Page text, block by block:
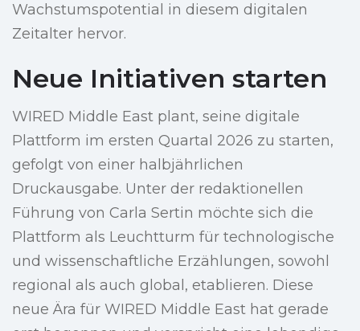
Wachstumspotential in diesem digitalen
Zeitalter hervor.
Neue Initiativen starten
WIRED Middle East plant, seine digitale
Plattform im ersten Quartal 2026 zu starten,
gefolgt von einer halbjährlichen
Druckausgabe. Unter der redaktionellen
Führung von Carla Sertin möchte sich die
Plattform als Leuchtturm für technologische
und wissenschaftliche Erzählungen, sowohl
regional als auch global, etablieren. Diese
neue Ära für WIRED Middle East hat gerade